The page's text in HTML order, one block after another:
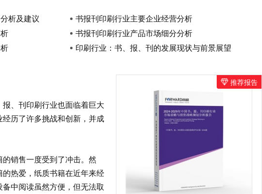
析及建议
书报刊印刷行业主要企业经营分析
书报刊印刷行业产品市场细分分析
印刷行业：书、报、刊的发展现状与前景展望
推荐报告
、刊印刷行业也面临着巨大
历了许多挑战和创新，并成
销售一度受到了冲击。然
热爱，纸质书籍在近年来经
中阅读虽然方便，但无法取